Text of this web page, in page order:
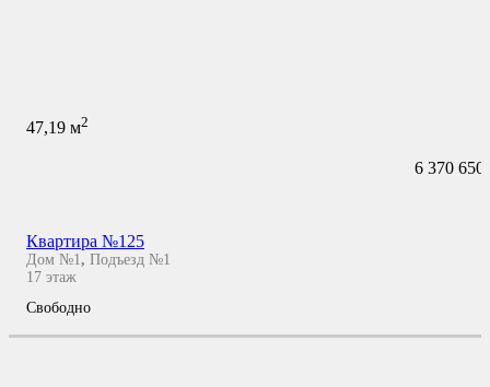
47,19 м2
6 370 650
Квартира №125
Дом №1, Подъезд №1
17 этаж
Свободно